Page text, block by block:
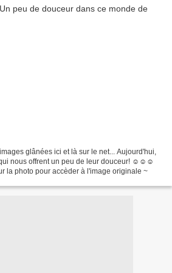
glânées ici et là sur le net... Aujourd'hui,
nous offrent un peu de leur douceur! ☺☺☺
photo pour accèder à l'image originale ~